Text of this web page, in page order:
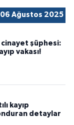
06 Ağustos 2025
cinayet şüphesi:
vakası!
kayıp
detaylar